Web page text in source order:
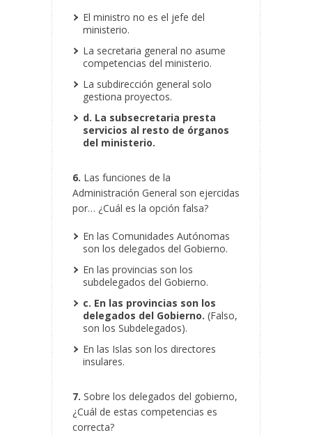
El ministro no es el jefe del
ministerio.
La secretaria general no asume
competencias del ministerio.
La subdirección general solo
gestiona proyectos.
d. La subsecretaria presta
servicios al resto de órganos
del ministerio.
6. Las funciones de la
Administración General son ejercidas
por… ¿Cuál es la opción falsa?
En las Comunidades Autónomas
son los delegados del Gobierno.
En las provincias son los
subdelegados del Gobierno.
c. En las provincias son los
delegados del Gobierno. (Falso,
son los Subdelegados).
En las Islas son los directores
insulares.
7. Sobre los delegados del gobierno,
¿Cuál de estas competencias es
correcta?